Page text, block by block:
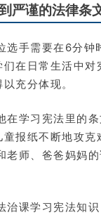
严谨的法律
选手需要在6分
在日常生活中
充分体现。
在学习宪法里的
报纸不断地攻克
老师、爸爸妈妈
治课学习宪法知